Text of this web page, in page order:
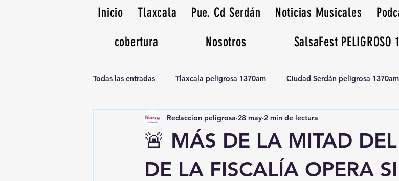
Inicio Tlaxcala Pue. Cd Serdán Noticias Musicales
cobertura
Nosotros SalsaFest PELIGROSO
Todas las entradas Tlaxcala peligrosa 1370am Ciudad Serdán peligrosa 1370am
Noticias Musicales radio 1370am Tianguis peligrosa 1370am huamantla
🚨 MÁS DE LA MITAD
DE LA FISCALÍA OPERA
Redaccion peligrosa 28 may 2 min de lectura